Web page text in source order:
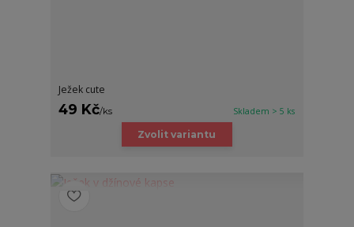
Ježek cute
49 Kč/ks Skladem > 5 ks
Zvolit variantu